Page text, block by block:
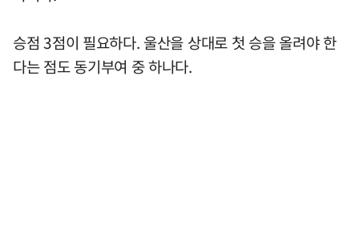
승점 3점이 필요하다. 울산을 상대로 첫 승을 올려야 한
다는 점도 동기부여 중 하나다.